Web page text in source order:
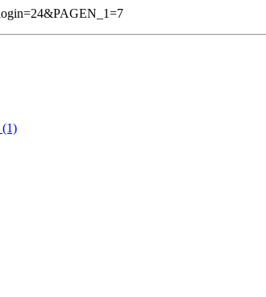
(1)